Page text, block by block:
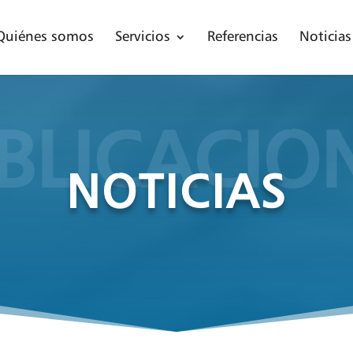
somos Servicios Referencias Noticias
NOTICIAS